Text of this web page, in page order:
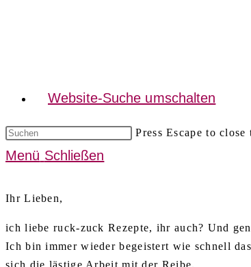
Website-Suche umschalten
Press Escape to close
Menü Schließen
Ihr Lieben,
ich liebe ruck-zuck Rezepte, ihr auch? Und
Ich bin immer wieder begeistert wie schnell
sich die lästige Arbeit mit der Reibe.